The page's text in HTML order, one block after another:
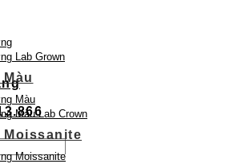
Lab Grown
Màu
Màu Lab Crown
Moissanite
Moissanite